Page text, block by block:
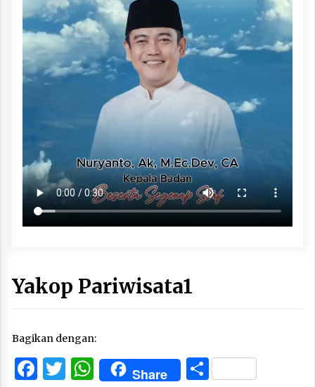
Yakop Pariwisata1
Bagikan dengan:
Facebook
Twitter
WhatsApp
Share Share